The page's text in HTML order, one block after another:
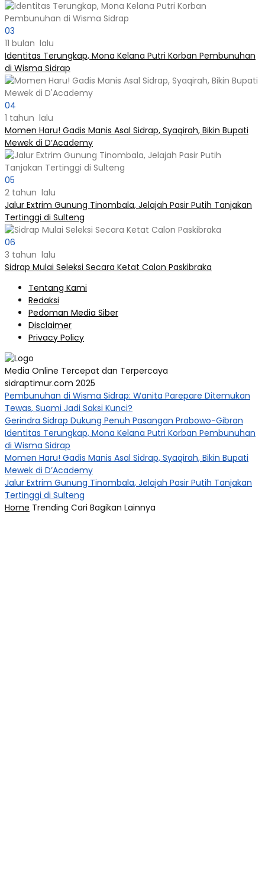
03
11 bulan lalu
Identitas Terungkap, Mona Kelana Putri Korban Pembunuhan
di Wisma Sidrap
04
1 tahun lalu
Momen Haru! Gadis Manis Asal Sidrap, Syaqirah, Bikin Bupati
Mewek di D’Academy​
05
2 tahun lalu
Jalur Extrim Gunung Tinombala, Jelajah Pasir Putih Tanjakan
Tertinggi di Sulteng
06
3 tahun lalu
Sidrap Mulai Seleksi Secara Ketat Calon Paskibraka
Tentang Kami
Redaksi
Pedoman Media Siber
Disclaimer
Privacy Policy
Media Online Tercepat dan Terpercaya
sidraptimur.com 2025
Pembunuhan di Wisma Sidrap: Wanita Parepare Ditemukan
Tewas, Suami Jadi Saksi Kunci?
Gerindra Sidrap Dukung Penuh Pasangan Prabowo-Gibran
Identitas Terungkap, Mona Kelana Putri Korban Pembunuhan
di Wisma Sidrap
Momen Haru! Gadis Manis Asal Sidrap, Syaqirah, Bikin Bupati
Mewek di D’Academy​
Jalur Extrim Gunung Tinombala, Jelajah Pasir Putih Tanjakan
Tertinggi di Sulteng
Home Trending Cari Bagikan Lainnya